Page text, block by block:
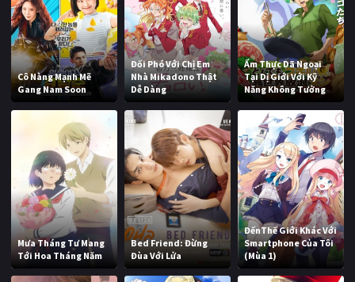
Cô Nàng Mạnh Mẽ
Gang Nam Soon
Đối Phó Với Chị Em
Nhà Mikadono Thật
Dễ Dàng
Ẩm Thực Dã Ngoại
Tại Dị Giới Với Kỹ
Năng Không Tưởng
Mưa Tháng Tư Mang
Tới Hoa Tháng Năm
Bed Friend: Đừng
Đùa Với Lửa
ĐếnThế Giới Khác Với
Smartphone Của Tôi
(Mùa 1)